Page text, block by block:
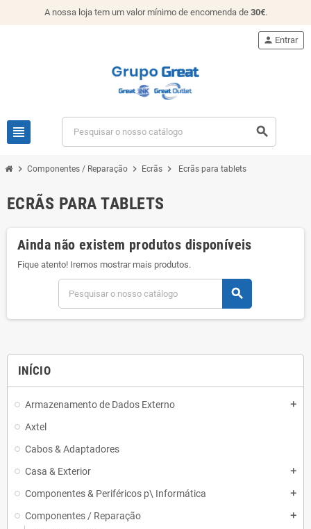
A nossa loja tem um valor mínimo de encomenda de 30€.
view_headline search
person Entrar
chevron_right Componentes / Reparação chevron_right Ecrãs chevron_right Ecrãs para tablets
INÍCIO
Armazenamento de Dados Externo add
Axtel
Cabos & Adaptadores
Casa & Exterior
add
Componentes & Periféricos p\ Informática add
Componentes / Reparação add
ECRÃS PARA TABLETS
Ainda não existem produtos disponíveis
Fique atento! Iremos mostrar mais produtos.
search